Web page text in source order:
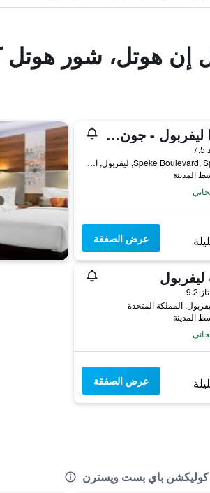
إن هوتل، شور
كراون بلازا ليفربول - جون لينون أيربورت باي آيتش جي
Speke Boulevard, Speke Aerodrome, ليفربول, المملكة المتحدة
عرض الصفقة
9.2
عرض الصفقة
كوليكشن باي بست ويسترن